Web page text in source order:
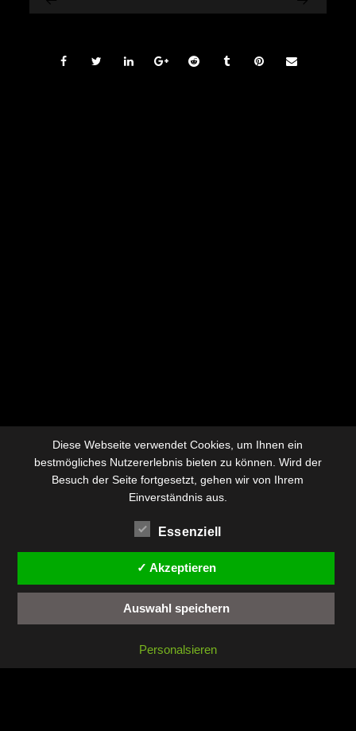
Diese Webseite verwendet Cookies, um Ihnen ein
bestmögliches Nutzererlebnis bieten zu können. Wird der
Besuch der Seite fortgesetzt, gehen wir von Ihrem
Einverständnis aus.
Essenziell
✓ Akzeptieren
Auswahl speichern
Personalsieren